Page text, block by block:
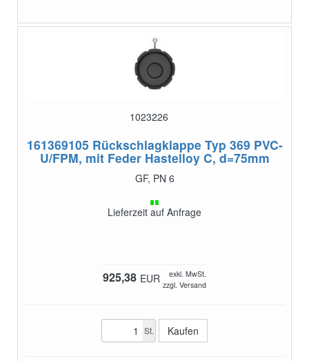
1023226
161369105 Rückschlagklappe Typ 369 PVC-
U/FPM, mit Feder Hastelloy C, d=75mm
GF, PN 6
Lieferzeit auf Anfrage
925,38 EUR
exkl. MwSt.
zzgl. Versand
St.